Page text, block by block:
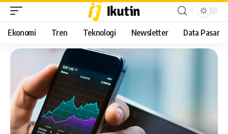
Ekonomi Tren Teknologi Newsletter Data Pasar